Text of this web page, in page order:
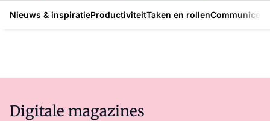
Nieuws & inspiratieProductiviteitTaken en rollen
Digitale magazines